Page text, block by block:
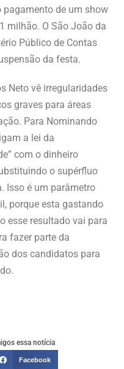
pagamento de um show
milhão. O São João da
Público de Contas
da festa.
Neto vê irregularidades
graves para áreas
Para Nominando
a lei da
com o dinheiro
o supérfluo
Isso é um parâmetro
porque esta gastando
esse resultado vai para
fazer parte da
dos candidatos para
essa notícia
Facebook